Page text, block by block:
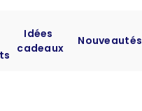
Idées
cadeaux
Nouveautés